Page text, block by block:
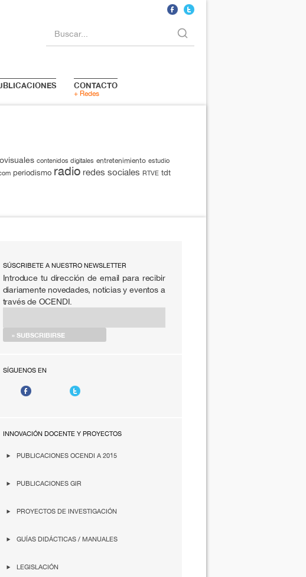
Buscar...
CONTACTO
+ Redes
contenidos digitales entretenimiento estudio
periodismo radio redes sociales RTVE tdt
SÚSCRIBETE A NUESTRO NEWSLETTER
Introduce tu dirección de email para recibir
diariamente novedades, noticias y eventos a
través de OCENDI.
SÍGUENOS EN
INNOVACIÓN DOCENTE Y PROYECTOS
PUBLICACIONES OCENDI A 2015
PUBLICACIONES GIR
PROYECTOS DE INVESTIGACIÓN
GUÍAS DIDÁCTICAS / MANUALES
LEGISLACIÓN